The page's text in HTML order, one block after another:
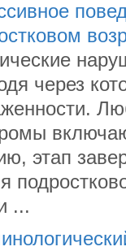
через
этап
...